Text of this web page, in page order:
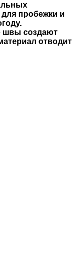
пробежки и
швы создают
отводит